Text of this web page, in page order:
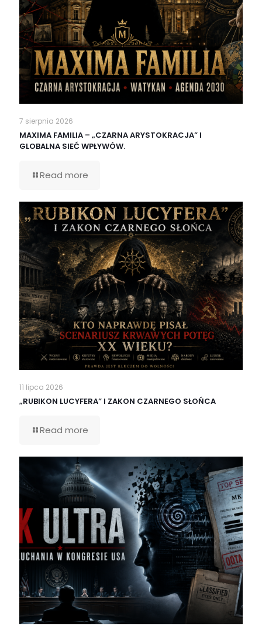
7 sierpnia 2026
MAXIMA FAMILIA – „CZARNA ARYSTOKRACJA” I
GLOBALNA SIEĆ WPŁYWÓW.
Read more
11 lipca 2026
„RUBIKON LUCYFERA” I ZAKON CZARNEGO SŁOŃCA
Read more